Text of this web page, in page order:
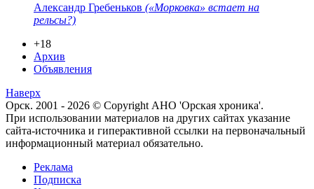
Александр Гребеньков («Морковка» встает на
рельсы?)
+18
Архив
Объявления
Наверх
Орск. 2001 - 2026 © Copyright АНО 'Орская хроника'.
При использовании материалов на других сайтах указание
сайта-источника и гиперактивной ссылки на первоначальный
информационный материал обязательно.
Реклама
Подписка